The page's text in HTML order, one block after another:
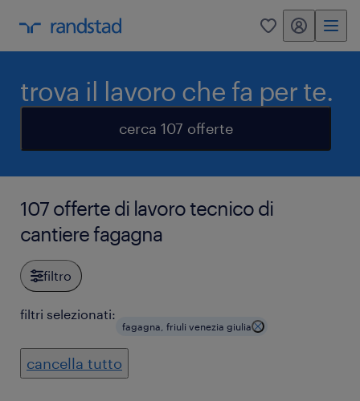
0 my randstad
trova il lavoro che fa per te.
cerca 107 offerte
107 offerte di lavoro tecnico di
cantiere fagagna
filtro
filtri selezionati:
fagagna, friuli venezia giulia
cancella tutto